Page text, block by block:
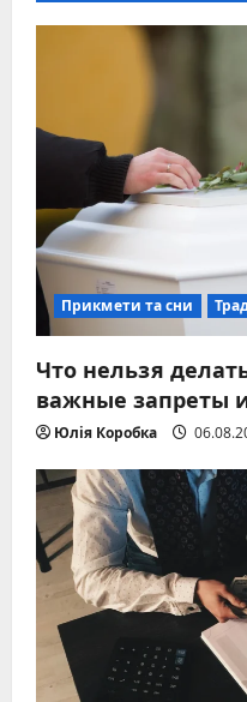
Прикмети та сни
Что нельзя
важные запреты
Юлія Коробка